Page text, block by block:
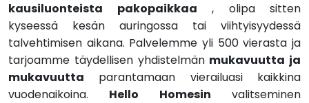
kausiluonteista pakopaikkaa , olipa sitten
kyseessä kesän auringossa tai viihtyisyydessä
talvehtimisen aikana. Palvelemme yli 500 vierasta ja
tarjoamme täydellisen yhdistelmän mukavuutta ja
mukavuutta parantamaan vierailuasi kaikkina
vuodenaikoina. Hello Homesin valitseminen